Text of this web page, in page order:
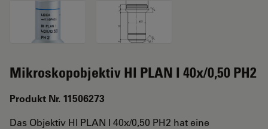
Mikroskopobjektiv HI PLAN I 40x/0,50 PH2
Produkt Nr. 11506273
Das Objektiv HI PLAN I 40x/0,50 PH2 hat eine